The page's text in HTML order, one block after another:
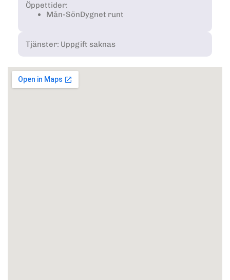
Öppettider:
Mån-SönDygnet runt
Tjänster: Uppgift saknas